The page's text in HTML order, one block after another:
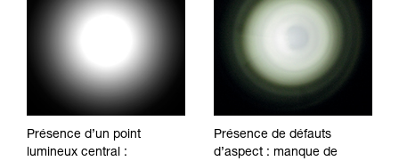
Présence d’un point
lumineux central :
Présence de défauts
d’aspect : manque de